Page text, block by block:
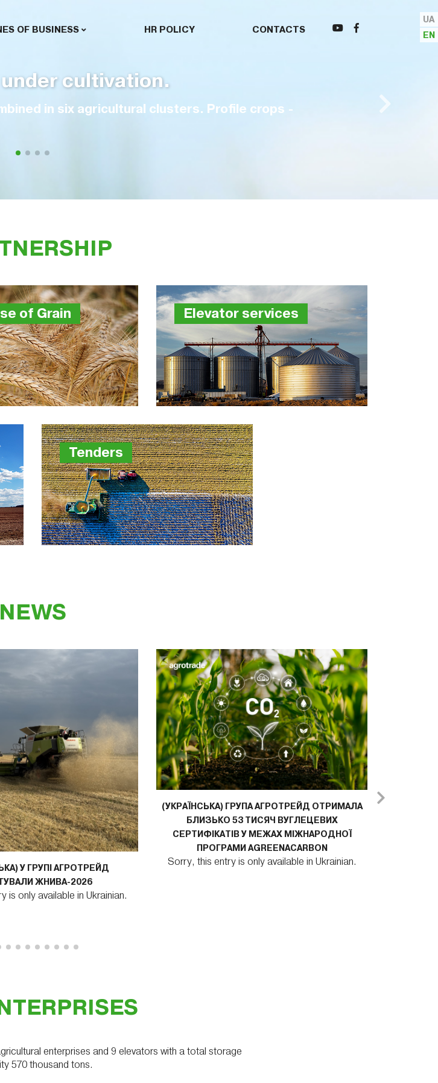
OF BUSINESS HR POLICY CONTACTS
UA
EN
storage.
Poltava and Kharkov regions.
of Grain Elevator services
Tenders
NEWS
У ГРУПІ АГРОТРЕЙД
ЖНИВА-2026
is only available in Ukrainian.
(УКРАЇНСЬКА) ГРУПА АГРОТРЕЙД ОТРИМАЛА
БЛИЗЬКО 53 ТИСЯЧ ВУГЛЕЦЕВИХ
СЕРТИФІКАТІВ У МЕЖАХ МІЖНАРОДНОЇ
ПРОГРАМИ AGREENACARBON
Sorry, this entry is only available in Ukrainian.
enterprises and 9 elevators with a total storage
570 thousand tons.